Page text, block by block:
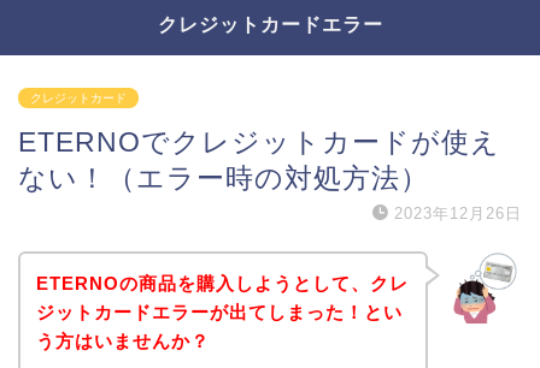
クレジットカードエラー
クレジットカード
ETERNOでクレジットカードが使え
ない！（エラー時の対処方法）
2023年12月26日
ETERNOの商品を購入しようとして、クレ
ジットカードエラーが出てしまった！とい
う方はいませんか？